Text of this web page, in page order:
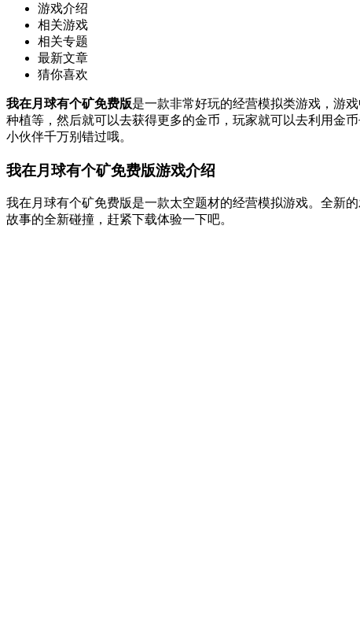
游戏介绍
相关游戏
相关专题
最新文章
猜你喜欢
我在月球有个矿免费版是一款非常好玩的经营模拟类游戏，游
种植等，然后就可以去获得更多的金币，玩家就可以去利用金
小伙伴千万别错过哦。
我在月球有个矿免费版游戏介绍
我在月球有个矿免费版是一款太空题材的经营模拟游戏。全新
故事的全新碰撞，赶紧下载体验一下吧。